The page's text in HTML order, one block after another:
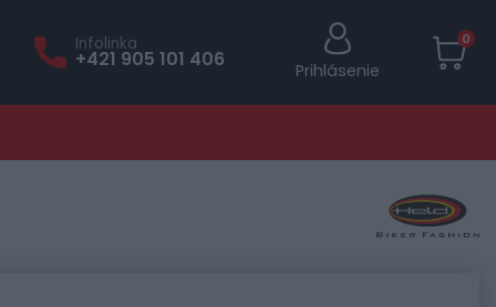
Infolinka
+421 905 101 406 Prihlásenie
0